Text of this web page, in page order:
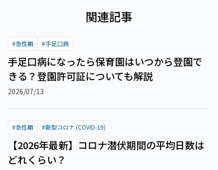
関連記事
#急性期 #手足口病
手足口病になったら保育園はいつから登園で
きる？登園許可証についても解説
2026/07/13
#急性期 #新型コロナ (COVID-19)
【2026年最新】コロナ潜伏期間の平均日数は
どれくらい？